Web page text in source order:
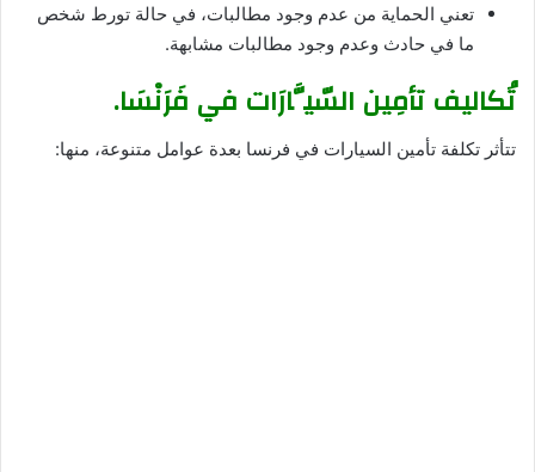
تعني الحماية من عدم وجود مطالبات، في حالة تورط شخص
ما في حادث وعدم وجود مطالبات مشابهة.
تُكاليف تأمِين السّيَّارَات في فَرَنْسَا.
تتأثر تكلفة تأمين السيارات في فرنسا بعدة عوامل متنوعة، منها: